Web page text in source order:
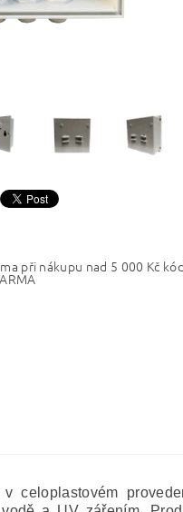
při nákupu nad 5 000 Kč
celoplastovém